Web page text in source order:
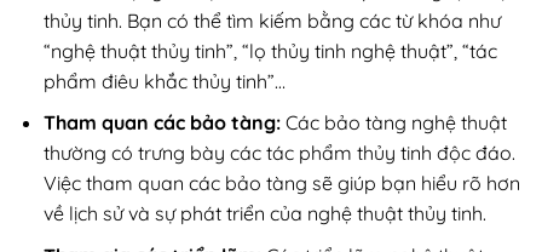
thủy tinh. Bạn có thể tìm kiếm bằng các từ khóa như
“nghệ thuật thủy tinh”, “lọ thủy tinh nghệ thuật”, “tác
phẩm điêu khắc thủy tinh”…
Tham quan các bảo tàng:Các bảo tàng nghệ thuật
thường có trưng bày các tác phẩm thủy tinh độc đáo.
Việc tham quan các bảo tàng sẽ giúp bạn hiểu rõ hơn
về lịch sử và sự phát triển của nghệ thuật thủy tinh.